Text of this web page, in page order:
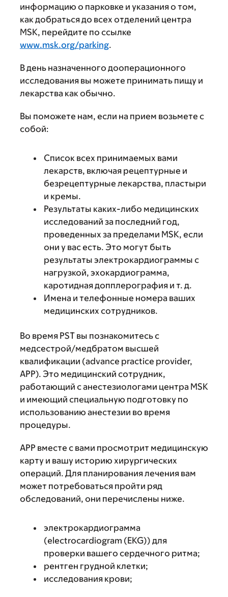
информацию о парковке и указания о том,
как добраться до всех отделений центра
MSK, перейдите по ссылке
www.msk.org/parking.
В день назначенного дооперационного
исследования вы можете принимать пищу и
лекарства как обычно.
Вы поможете нам, если на прием возьмете с
собой:
Список всех принимаемых вами
лекарств, включая рецептурные и
безрецептурные лекарства, пластыри
и кремы.
Результаты каких-либо медицинских
исследований за последний год,
проведенных за пределами MSK, если
они у вас есть. Это могут быть
результаты электрокардиограммы с
нагрузкой, эхокардиограмма,
каротидная допплерография и т. д.
Имена и телефонные номера ваших
медицинских сотрудников.
Во время PST вы познакомитесь с
медсестрой/медбратом высшей
квалификации (advance practice provider,
АPP). Это медицинский сотрудник,
работающий с анестезиологами центра MSK
и имеющий специальную подготовку по
использованию анестезии во время
процедуры.
APP вместе с вами просмотрит медицинскую
карту и вашу историю хирургических
операций. Для планирования лечения вам
может потребоваться пройти ряд
обследований, они перечислены ниже.
электрокардиограмма
(electrocardiogram (EKG)) для
проверки вашего сердечного ритма;
рентген грудной клетки;
исследования крови;